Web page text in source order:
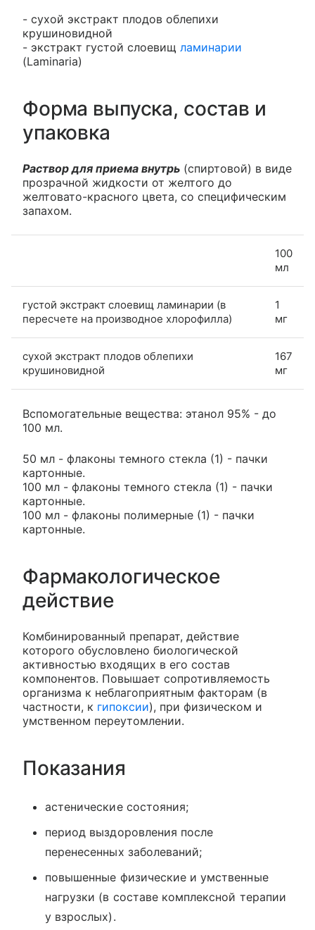
- сухой экстракт плодов облепихи
крушиновидной
- экстракт густой слоевищ ламинарии
(Laminaria)
Форма выпуска, состав и
упаковка
Раствор для приема внутрь (спиртовой) в виде
прозрачной жидкости от желтого до
желтовато-красного цвета, со специфическим
запахом.
100
мл
густой экстракт слоевищ ламинарии (в
пересчете на производное хлорофилла)
1
мг
сухой экстракт плодов облепихи
крушиновидной
167
мг
Вспомогательные вещества: этанол 95% - до
100 мл.
50 мл - флаконы темного стекла (1) - пачки
картонные.
100 мл - флаконы темного стекла (1) - пачки
картонные.
100 мл - флаконы полимерные (1) - пачки
картонные.
Фармакологическое
действие
Комбинированный препарат, действие
которого обусловлено биологической
активностью входящих в его состав
компонентов. Повышает сопротивляемость
организма к неблагоприятным факторам (в
частности, к гипоксии), при физическом и
умственном переутомлении.
Показания
астенические состояния;
период выздоровления после
перенесенных заболеваний;
повышенные физические и умственные
нагрузки (в составе комплексной терапии
у взрослых).